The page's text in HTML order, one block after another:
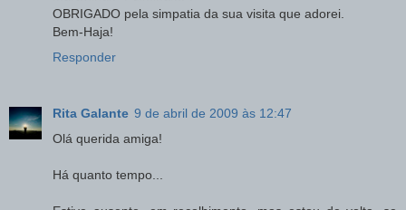
OBRIGADO pela simpatia da sua visita que adorei.
Bem-Haja!
Responder
Rita Galante 9 de abril de 2009 às 12:47
Olá querida amiga!
Há quanto tempo...